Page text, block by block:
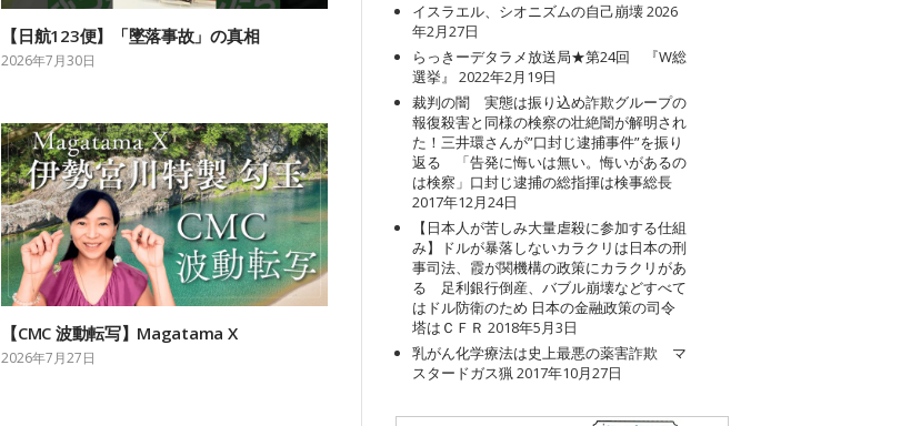
【日航123便】「墜落事故」の真相
2026年7月30日
【CMC 波動転写】Magatama X
2026年7月27日
イスラエル、シオニズムの自己崩壊2026
年2月27日
らっきーデタラメ放送局★第24回 『W総
選挙』
2022年2月19日
裁判の闇 実態は振り込め詐欺グループの
報復殺害と同様の検察の壮絶闇が解明され
た！三井環さんが”口封じ逮捕事件”を振り
返る 「告発に悔いは無い。悔いがあるの
は検察」口封じ逮捕の総指揮は検事総長
2017年12月24日
【日本人が苦しみ大量虐殺に参加する仕組
み】ドルが暴落しないカラクリは日本の刑
事司法、霞が関機構の政策にカラクリがあ
る 足利銀行倒産、バブル崩壊などすべて
はドル防衛のため 日本の金融政策の司令
塔はＣＦＲ 2018年5月3日
乳がん化学療法は史上最悪の薬害詐欺 マ
スタードガス猟2017年10月27日